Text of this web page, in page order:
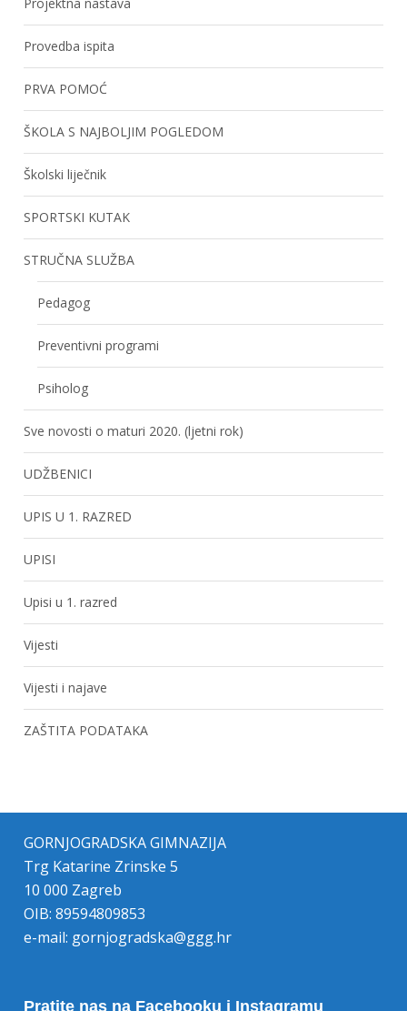
Provedba ispita
PRVA POMOĆ
ŠKOLA S NAJBOLJIM POGLEDOM
Školski liječnik
SPORTSKI KUTAK
STRUČNA SLUŽBA
Pedagog
Preventivni programi
Psiholog
Sve novosti o maturi 2020. (ljetni rok)
UDŽBENICI
UPIS U 1. RAZRED
UPISI
Upisi u 1. razred
Vijesti
Vijesti i najave
ZAŠTITA PODATAKA
GORNJOGRADSKA GIMNAZIJA
Trg Katarine Zrinske 5
10 000 Zagreb
OIB: 89594809853
e-mail: gornjogradska@ggg.hr
Pratite nas na Facebooku i Instagramu